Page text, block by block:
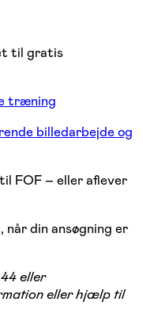
til gratis
træning
billedarbejde og
FOF – eller aflever
din ansøgning er
eller
eller hjælp til